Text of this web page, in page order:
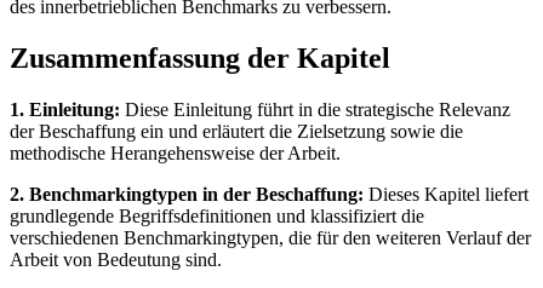
des innerbetrieblichen Benchmarks zu verbessern.
Zusammenfassung der Kapitel
1. Einleitung: Diese Einleitung führt in die strategische Relevanz
der Beschaffung ein und erläutert die Zielsetzung sowie die
methodische Herangehensweise der Arbeit.
2. Benchmarkingtypen in der Beschaffung: Dieses Kapitel liefert
grundlegende Begriffsdefinitionen und klassifiziert die
verschiedenen Benchmarkingtypen, die für den weiteren Verlauf der
Arbeit von Bedeutung sind.